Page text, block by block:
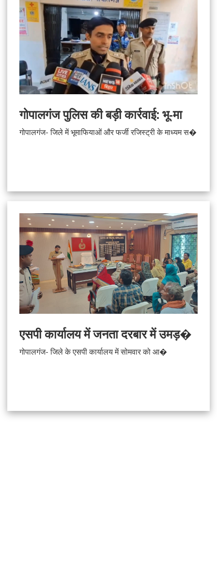
गोपालगंज पुलिस की बड़ी कार्रवाई: भू-मा
गोपालगंज- जिले में भूमाफियाओं और फर्जी रजिस्ट्री के माध्यम स�
एसपी कार्यालय में जनता दरबार में उमड़�
गोपालगंज- जिले के एसपी कार्यालय में सोमवार को आ�